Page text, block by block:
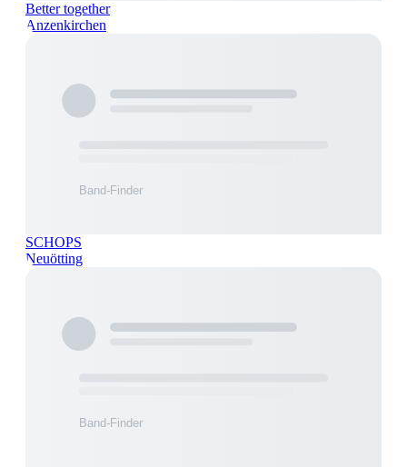
Better together
Anzenkirchen
SCHOPS
Neuötting